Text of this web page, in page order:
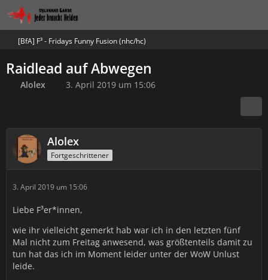
[BfA] F³ - Fridays Funny Fusion (nhc/hc)
Raidlead auf Abwegen
Alolex 3. April 2019 um 15:06
Alolex
Fortgeschrittener
3. April 2019 um 15:06
Liebe F³er*innen,
wie ihr vielleicht gemerkt hab war ich in den letzten fünf
Mal nicht zum Freitag anwesend, was größtenteils damit zu
tun hat das ich im Moment leider unter der WoW Unlust
leide.